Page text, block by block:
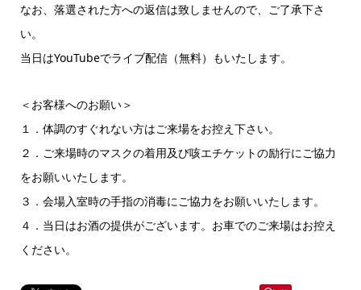
なお、落選された方への返信は致しませんので、ご了承下さ
い。
当日はYouTubeでライブ配信（無料）もいたします。
＜お客様へのお願い＞
１．体調のすぐれない方はご来場をお控え下さい。
２．ご来場時のマスクの着用及び咳エチケットの励行にご協力
をお願いいたします。
３．会場入室時の手指の消毒にご協力をお願いいたします。
４．当日はお酒の提供がございます。お車でのご来場はお控え
ください。